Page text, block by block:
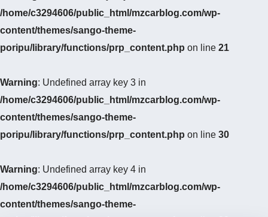
/home/c3294606/public_html/mzcarblog.com/wp-
content/themes/sango-theme-
poripu/library/functions/prp_content.php on line 21
Warning: Undefined array key 3 in
/home/c3294606/public_html/mzcarblog.com/wp-
content/themes/sango-theme-
poripu/library/functions/prp_content.php on line 30
Warning: Undefined array key 4 in
/home/c3294606/public_html/mzcarblog.com/wp-
content/themes/sango-theme-